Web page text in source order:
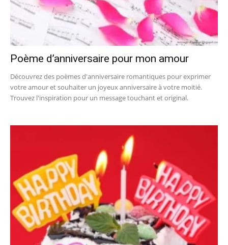
Poème d’anniversaire pour mon amour
Découvrez des poèmes d'anniversaire romantiques pour exprimer
votre amour et souhaiter un joyeux anniversaire à votre moitié.
Trouvez l'inspiration pour un message touchant et original.